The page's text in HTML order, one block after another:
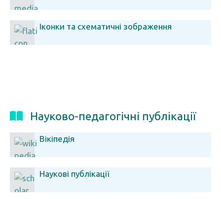
Іконки та схематичні зображення
Науково-педагогічні публікації
Вікіпедія
Наукові публікації